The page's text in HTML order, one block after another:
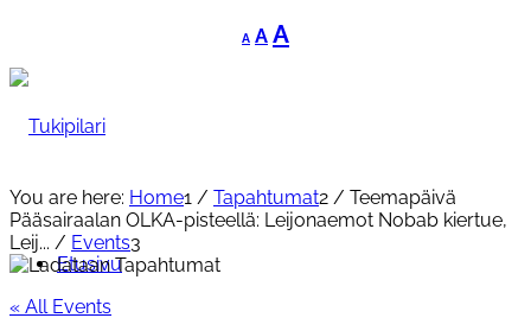
A
Decrease
font
A Reset
font
AIncrease
Etusivu
You are here: Home1 / Tapahtumat2 / Teemapäivä
Pääsairaalan OLKA-pisteellä: Leijonaemot Nobab kiertue,
Leij... / Events3
« All Events